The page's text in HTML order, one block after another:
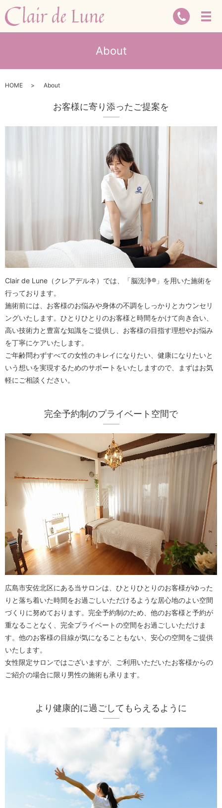
About
HOME About
お客様に寄り添ったご提案を
Clair de Lune（クレアデルネ）では、「脳洗浄®︎」を用いた施術を
行っております。
施術前には、お客様のお悩みや身体の不調をしっかりとカウンセリ
ングいたします。ひとりひとりのお客様と時間をかけて向き合い、
高い技術力と豊富な知識をご提供し、お客様の目指す理想やお悩み
を丁寧にケアいたします。
ご年齢問わずすべての女性のキレイになりたい、健康になりたいと
いう想いを実現するためのサポートをいたしますので、まずはお気
軽にご相談ください。
完全予約制のプライベート空間で
広島市安佐北区にある当サロンは、ひとりひとりのお客様がゆった
りと落ち着いた時間をお過ごしいただけるような居心地のよい空間
づくりに努めております。完全予約制のため、他のお客様と予約が
重なることなく、完全プライベートの空間をお過ごしいただけま
す。他のお客様の目線が気になることもない、安心の空間をご提供
いたします。
女性限定サロンではございますが、ご利用いただいたお客様からの
ご紹介の場合に限り男性の施術も承ります。
より健康的に過ごしてもらえるように